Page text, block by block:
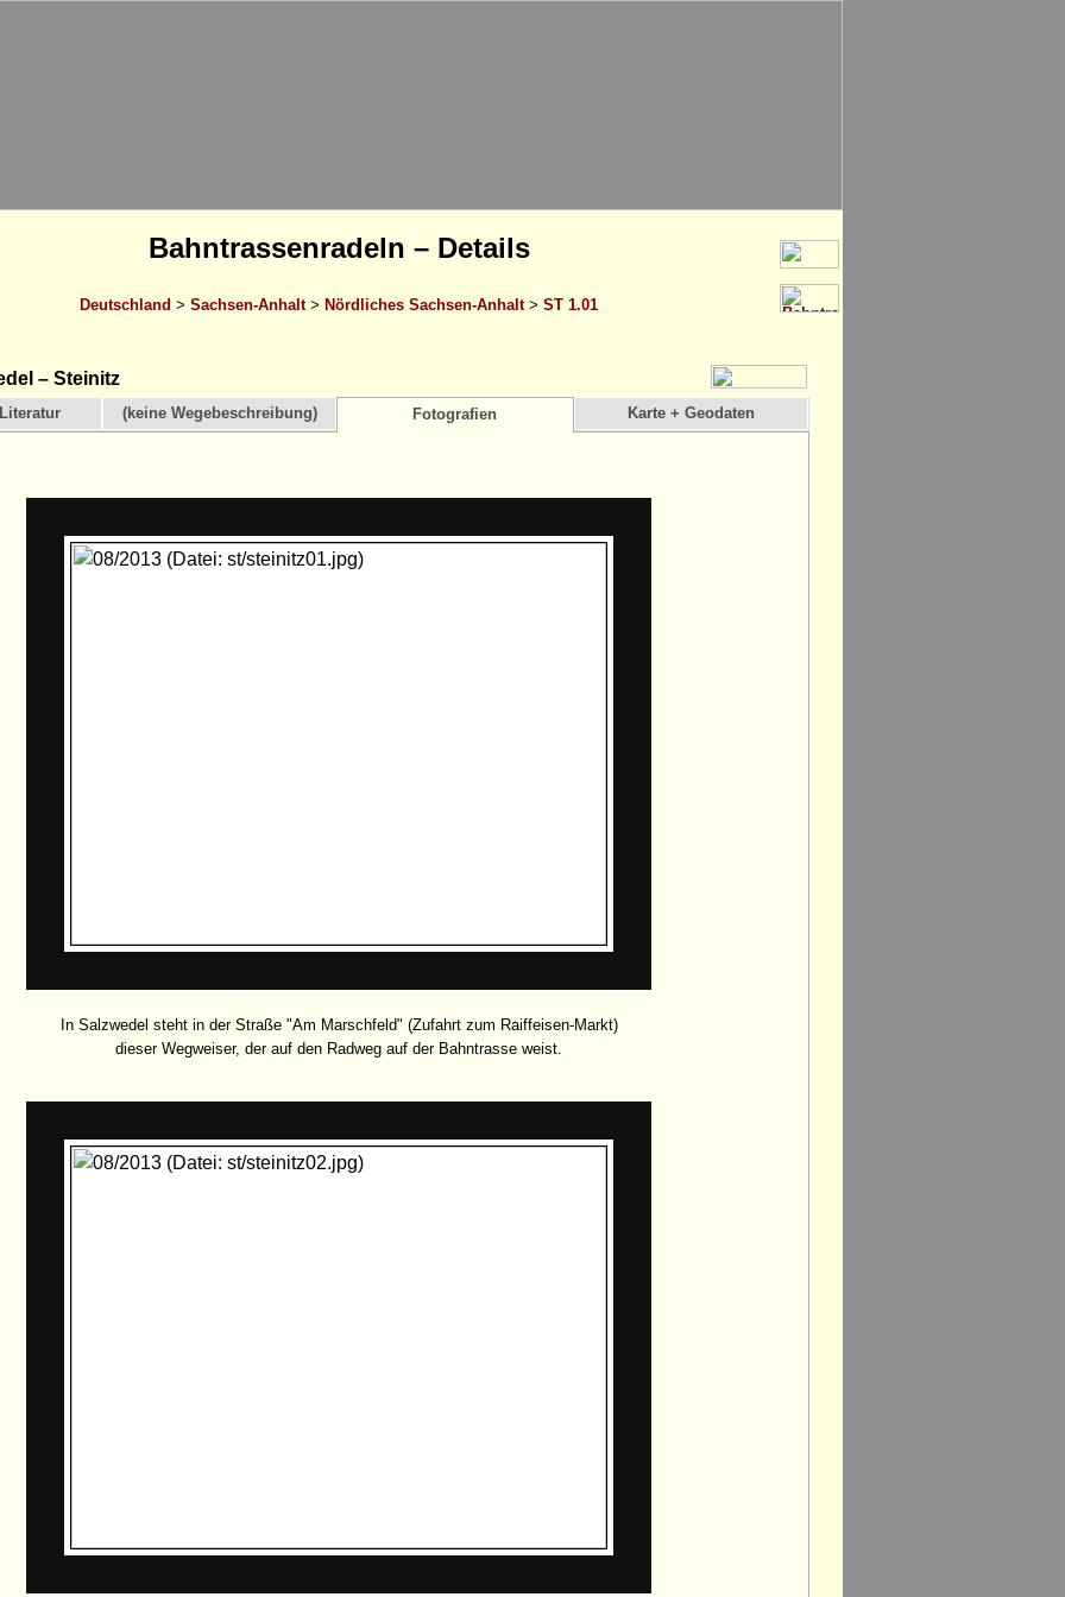
Bahntrassenradeln – Details
Deutschland > Sachsen-Anhalt> Nördliches Sachsen-Anhalt> ST 1.01
– Steinitz
(keine Wegebeschreibung) Fotografien Karte + Geodaten
In Salzwedel steht in der Straße "Am Marschfeld" (Zufahrt zum Raiffeisen-Markt)
dieser Wegweiser, der auf den Radweg auf der Bahntrasse weist.